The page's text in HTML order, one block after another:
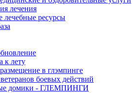
лечения
лечебные ресурсы
к лету
в глэмпинге
боевых действий
домики - ГЛЕМПИНГИ